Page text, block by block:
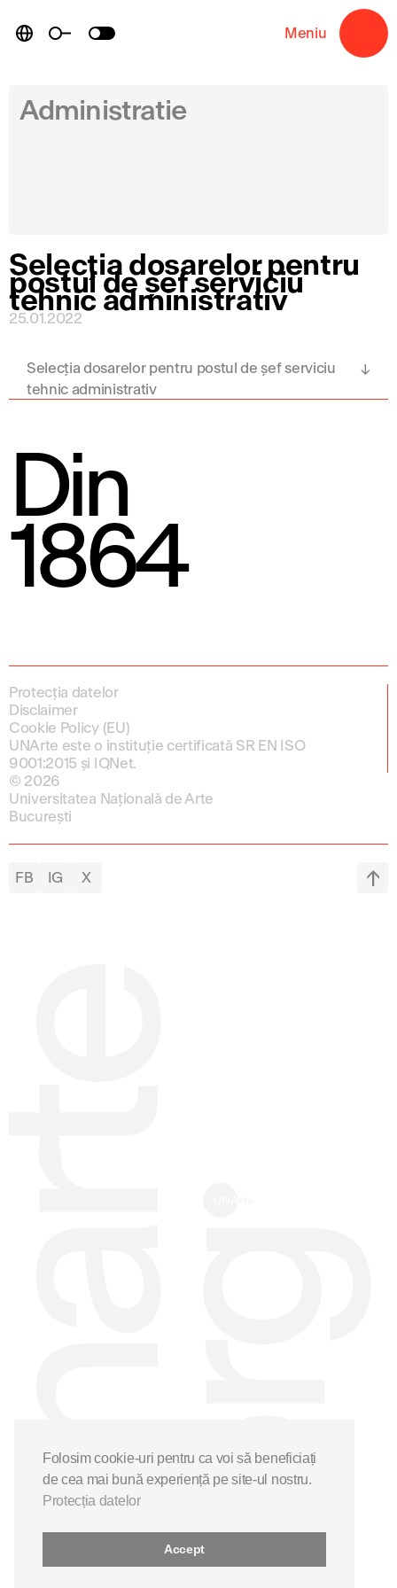
content
Meniu
Administratie
Selecția dosarelor pentru
postul de șef serviciu
tehnic administrativ
25.01.2022
Selecția dosarelor pentru postul de șef serviciu
tehnic administrativ
Din
1864
Protecția datelor
Disclaimer
Cookie Policy (EU)
UNArte este o instituție certificată SR EN ISO
9001:2015 și IQNet.
© 2026
Universitatea Națională de Arte
București
FB IG X
Folosim cookie-uri pentru ca voi să beneficiați
de cea mai bună experiență pe site-ul nostru.
Protecția datelor
Accept